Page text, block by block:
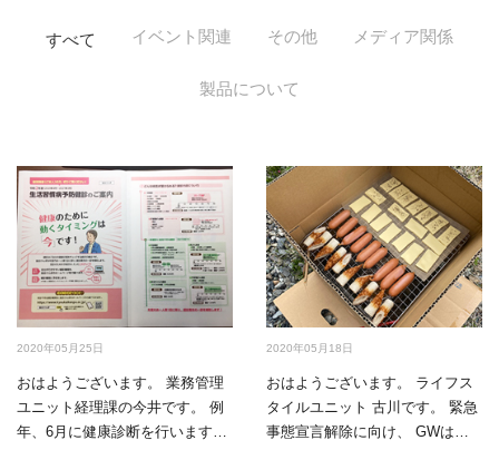
すべて イベント関連 その他 メディア関係
製品について
2020年05月25日
おはようございます。 業務管理
ユニット経理課の今井です。 例
年、6月に健康診断を行います。
2020年05月18日
おはようございます。 ライフス
タイルユニット 古川です。 緊急
事態宣言解除に向け、 GWは外